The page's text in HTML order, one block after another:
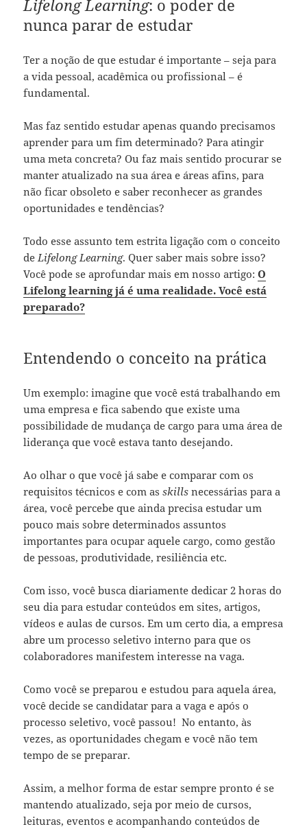
Lifelong Learning: o poder de
nunca parar de estudar
Ter a noção de que estudar é importante – seja para
a vida pessoal, acadêmica ou profissional – é
fundamental.
Mas faz sentido estudar apenas quando precisamos
aprender para um fim determinado? Para atingir
uma meta concreta? Ou faz mais sentido procurar se
manter atualizado na sua área e áreas afins, para
não ficar obsoleto e saber reconhecer as grandes
oportunidades e tendências?
Todo esse assunto tem estrita ligação com o conceito
de Lifelong Learning. Quer saber mais sobre isso?
Você pode se aprofundar mais em nosso artigo:O
Lifelong learning já é uma realidade. Você está
preparado?
Entendendo o conceito na prática
Um exemplo: imagine que você está trabalhando em
uma empresa e fica sabendo que existe uma
possibilidade de mudança de cargo para uma área de
liderança que você estava tanto desejando.
Ao olhar o que você já sabe e comparar com os
requisitos técnicos e com asskillsnecessárias para a
área, você percebe que ainda precisa estudar um
pouco mais sobre determinados assuntos
importantes para ocupar aquele cargo, como gestão
de pessoas, produtividade, resiliência etc.
Com isso, você busca diariamente dedicar 2 horas do
seu dia para estudar conteúdos em sites, artigos,
vídeos e aulas de cursos. Em um certo dia, a empresa
abre um processo seletivo interno para que os
colaboradores manifestem interesse na vaga.
Como você se preparou e estudou para aquela área,
você decide se candidatar para a vaga e após o
processo seletivo, você passou! No entanto, às
vezes, as oportunidades chegam e você não tem
tempo de se preparar.
Assim, a melhor forma de estar sempre pronto é se
mantendo atualizado, seja por meio de cursos,
leituras, eventos e acompanhando conteúdos de